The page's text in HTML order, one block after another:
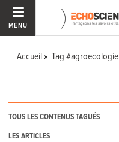
MENU
Accueil Tag #agroecologie
TOUS LES CONTENUS TAGUÉS
LES ARTICLES